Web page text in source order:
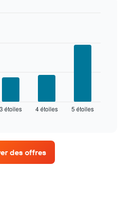
3 étoiles 4 étoiles 5 étoiles
des offres